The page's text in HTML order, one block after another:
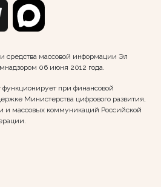
средства массовой информации Эл
06 июня 2012 года.
функционирует при финансовой
Министерства цифрового развития,
и массовых коммуникаций Российской